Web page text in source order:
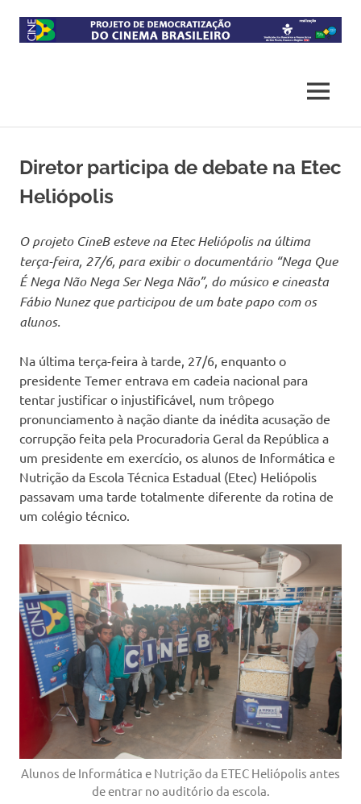
content
brasileiro
MENU
Diretor participa de debate na Etec
Heliópolis
O projeto CineB esteve na Etec Heliópolis na última
terça-feira, 27/6, para exibir o documentário “Nega Que
É Nega Não Nega Ser Nega Não”, do músico e cineasta
Fábio Nunez que participou de um bate papo com os
alunos.
Na última terça-feira à tarde, 27/6, enquanto o
presidente Temer entrava em cadeia nacional para
tentar justificar o injustificável, num trôpego
pronunciamento à nação diante da inédita acusação de
corrupção feita pela Procuradoria Geral da República a
um presidente em exercício, os alunos de Informática e
Nutrição da Escola Técnica Estadual (Etec) Heliópolis
passavam uma tarde totalmente diferente da rotina de
um colégio técnico.
Alunos de Informática e Nutrição da ETEC Heliópolis antes
de entrar no auditório da escola.